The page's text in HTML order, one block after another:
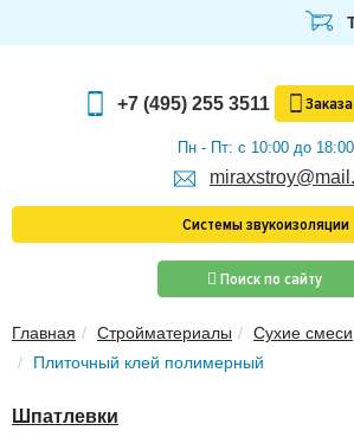
ЭЛЕКТРИКА И ОСВЕЩЕНИЕ
ЗВУКОИЗОЛЯЦИЯ
+7 (495) 255 3511
Пн - Пт: с 10:00 до 18:00
Системы звукоизоляции
Поиск по сайту
Главная Стройматериалы Сухие смеси
Плиточный клей полимерный
Шпатлевки